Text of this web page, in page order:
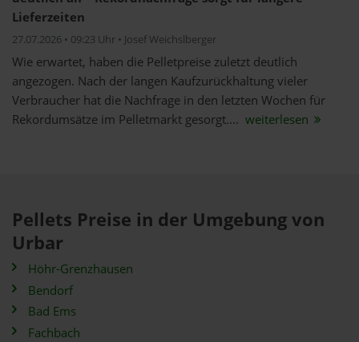
Lieferzeiten
27.07.2026 • 09:23 Uhr • Josef Weichslberger
Wie erwartet, haben die Pelletpreise zuletzt deutlich
angezogen. Nach der langen Kaufzurückhaltung vieler
Verbraucher hat die Nachfrage in den letzten Wochen für
Rekordumsätze im Pelletmarkt gesorgt.... weiterlesen
Pellets Preise in der Umgebung von
Urbar
Höhr-Grenzhausen
Bendorf
Bad Ems
Fachbach